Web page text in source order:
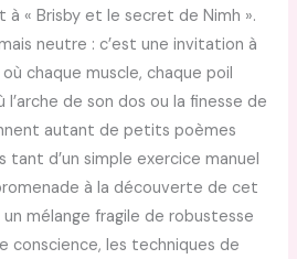
« Brisby et le secret de Nimh ».
neutre : c’est une invitation à
chaque muscle, chaque poil
de son dos ou la finesse de
autant de petits poèmes
tant d’un simple exercice manuel
promenade à la découverte de cet
mélange fragile de robustesse
conscience, les techniques de